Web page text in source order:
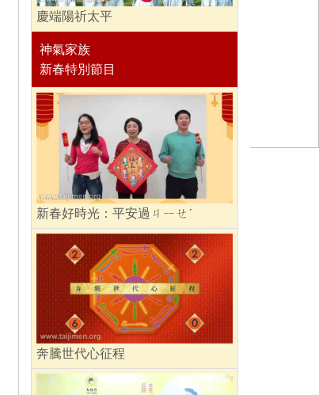
慶端陽祈太平
神氣家族
新春特別節目
新春好時光：平安過ㄐㄧㄝˊ
奔騰世代心征程